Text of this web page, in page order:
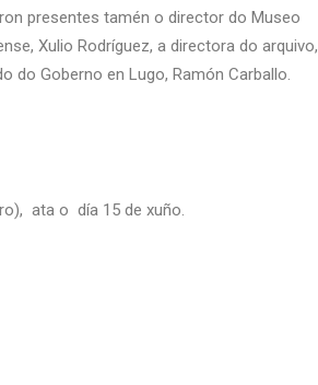
presentes tamén o director do Museo
Xulio Rodríguez, a directora do arquivo,
do Goberno en Lugo, Ramón Carballo.
ata o día 15 de xuño.